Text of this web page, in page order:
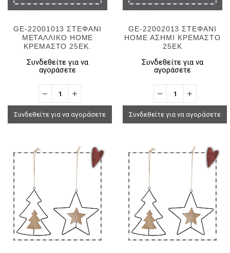
GE-22001013 ΣΤΕΦΑΝΙ
ΜΕΤΑΛΛΙΚΟ HOME
ΚΡΕΜΑΣΤΟ 25ΕΚ.
Συνδεθείτε για να
αγοράσετε
Συνδεθείτε για να αγοράσετε
GE-22002013 ΣΤΕΦΑΝΙ
HOME ΑΣΗΜΙ ΚΡΕΜΑΣΤΟ
25ΕΚ
Συνδεθείτε για να
αγοράσετε
Συνδεθείτε για να αγοράσετε